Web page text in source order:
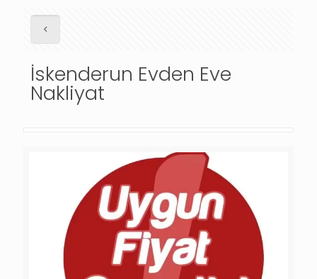
İskenderun Evden Eve
Nakliyat